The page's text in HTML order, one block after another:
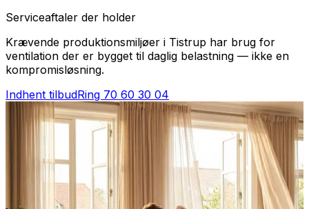
Serviceaftaler der holder
Krævende produktionsmiljøer i Tistrup har brug for
ventilation der er bygget til daglig belastning — ikke en
kompromisløsning.
Indhent tilbudRing 70 60 30 04